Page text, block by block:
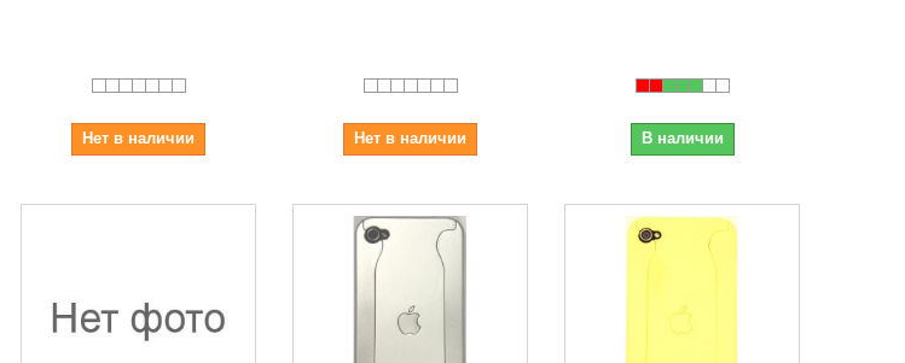
Нет в наличии Нет в наличии В наличии